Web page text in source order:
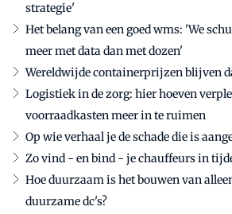
strategie'
Het belang van een goed wms: 'We
meer met data dan met dozen'
Wereldwijde containerprijzen blijven
Logistiek in de zorg: hier hoeven
voorraadkasten meer in te ruimen
Op wie verhaal je de schade die is
Zo vind - en bind - je chauffeurs in
Hoe duurzaam is het bouwen van
duurzame dc's?